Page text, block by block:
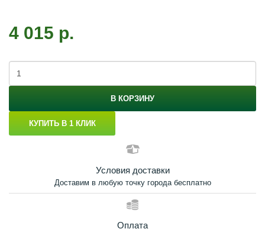
4 015 р.
В КОРЗИНУ
КУПИТЬ В 1 КЛИК
Условия доставки
Доставим в любую точку города бесплатно
Оплата